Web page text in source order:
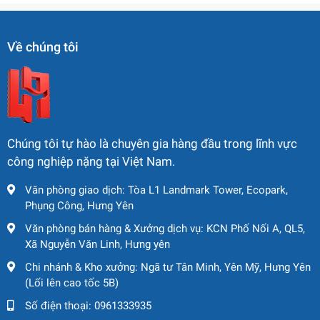
Khung xe tải tích hợp với cẩu thủy lực chắc chắn, phù
Cấu trúc nhỏ gọn, thích hợp làm việc trong không
gian hẹp hoặc khu đô thị
4.2. Hiệu quả vận hành
trí cao hoặc xa
mà không cần đổi thiết bị
4.3. Động cơ bền bỉ – tiết kiệm
Trang bị động cơ Weichai WP7.300E31 – vận hành
mạnh mẽ, tiết kiệm nhiên liệu
Tiêu chuẩn khí thải Euro III – thân thiện với môi
trường, tiết kiệm chi phí bảo trì
Về chúng tôi
Chúng tôi tự hào là chuyên gia hàng đầu trong lĩnh vực
công nghiệp nặng tại Việt Nam.
Văn phòng giao dịch: Tòa L1 Landmark Tower, Ecopark,
Phụng Công, Hưng Yên
Văn phòng bán hàng & Xưởng dịch vụ: KCN Phố Nối A, QL5,
Xã Nguyễn Văn Linh, Hưng yên
Chi nhánh & Kho xưởng: Ngã tư Tân Minh, Yên Mỹ, Hưng Yên
(Lối lên cao tốc 5B)
Số điện thoại: 0961333935